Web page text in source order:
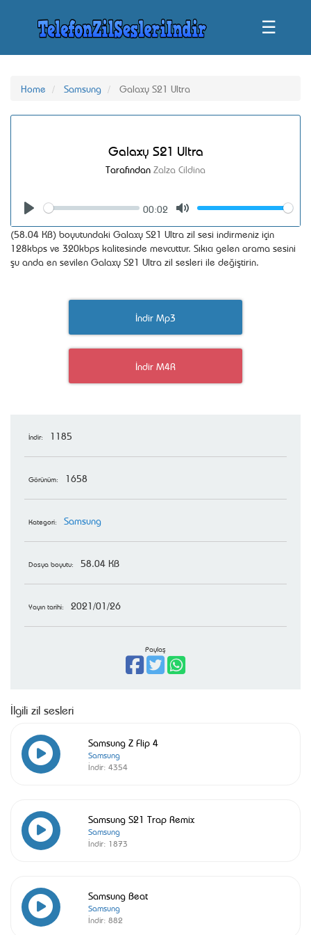
☰
Home Samsung Galaxy S21 Ultra
Galaxy S21 Ultra
Tarafından Zalza Cildina
Seek
00:02
Volume
(58.04 KB) boyutundaki Galaxy S21 Ultra zil sesi indirmeniz için
128kbps ve 320kbps kalitesinde mevcuttur. Sıkıcı gelen arama sesini
şu anda en sevilen Galaxy S21 Ultra zil sesleri ile değiştirin.
İndir Mp3
İndir M4R
İndir: 1185
Görünüm: 1658
Kategori: Samsung
Dosya boyutu: 58.04 KB
Yayın tarihi: 2021/01/26
Paylaş
İlgili zil sesleri
Samsung Z Flip 4
Samsung
İndir: 4354
Samsung S21 Trap Remix
Samsung
İndir: 1873
Samsung Beat
Samsung
İndir: 882